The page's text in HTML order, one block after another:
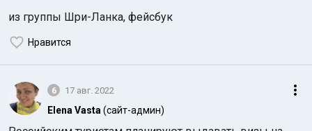
из группы Шри-Ланка, фейсбук
Нравится
6 17 авг. 2022
Elena Vasta (сайт-админ)